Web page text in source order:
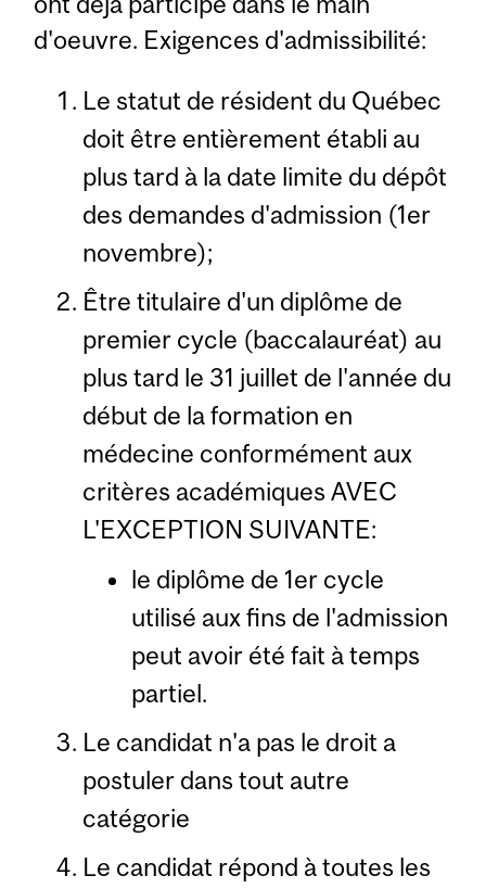
d'oeuvre. Exigences d'admissibilité:
Le statut de résident du Québec
doit être entièrement établi au
plus tard à la date limite du dépôt
des demandes d'admission (1er
novembre);
Être titulaire d'un diplôme de
premier cycle (baccalauréat) au
plus tard le 31 juillet de l'année du
début de la formation en
médecine conformément aux
critères académiques AVEC
L'EXCEPTION SUIVANTE:
le diplôme de 1er cycle
utilisé aux fins de l'admission
peut avoir été fait à temps
partiel.
Le candidat n'a pas le droit a
postuler dans tout autre
catégorie
Le candidat répond à toutes les